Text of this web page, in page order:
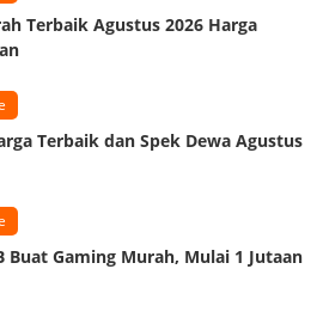
Terbaik Agustus 2026 Harga
Terbaik dan Spek Dewa Agustus
Buat Gaming Murah, Mulai 1 Jutaan